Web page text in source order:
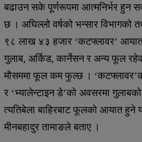
बढाउन सके पूर्णरूपमा आत्मनिर्भर हुन
छ । अघिल्लो वर्षको भन्सार विभागको
९८ लाख ४३ हजार ‘कटफ्लावर’
गुलाब, अर्किड, कार्नेसन र अन्य फूल
मौसममा फूल कम फुल्छ । ‘कटफ्लावर’को
र ‘भ्यालेन्टाइन डे’को अवसरमा
त्यतिबेला बाहिरबाट फूलको आयात हुने
मीनबहादुर तामाङले बताए ।